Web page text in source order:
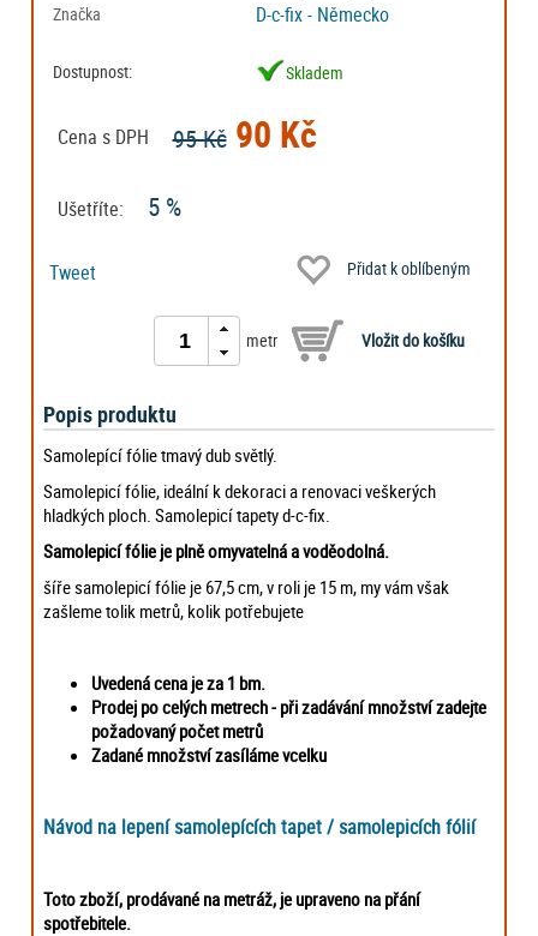
Značka
D-c-fix - Německo
Dostupnost: Skladem
Cena s DPH 95 Kč90 Kč
Ušetříte: 5 %
Tweet Přidat k oblíbeným
metr
Popis produktu
Samolepící fólie tmavý dub světlý.
Samolepicí fólie, ideální k dekoraci a renovaci veškerých
hladkých ploch. Samolepicí tapety d-c-fix.
Samolepicí fólie je plně omyvatelná a voděodolná.
šíře samolepicí fólie je 67,5 cm, v roli je 15 m, my vám však
zašleme tolik metrů, kolik potřebujete
Uvedená cena je za 1 bm.
Prodej po celých metrech - při zadávání množství zadejte
požadovaný počet metrů
Zadané množství zasíláme vcelku
Návod na lepení samolepících tapet / samolepicích fólií
Toto zboží, prodávané na metráž, je upraveno na přání
spotřebitele.